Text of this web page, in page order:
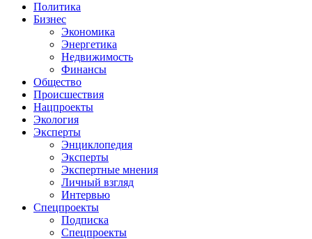
Политика
Бизнес
Экономика
Энергетика
Недвижимость
Финансы
Общество
Происшествия
Нацпроекты
Экология
Эксперты
Энциклопедия
Эксперты
Экспертные мнения
Личный взгляд
Интервью
Спецпроекты
Подписка
Спецпроекты